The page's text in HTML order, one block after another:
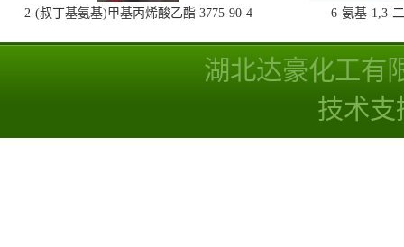
2-(叔丁基氨基)甲基丙烯酸乙酯 3775-90-4 6-氨基-1,3-
湖北达豪化工有
技术